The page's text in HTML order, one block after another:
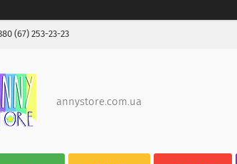
(67) 253-23-23
annystore.com.ua